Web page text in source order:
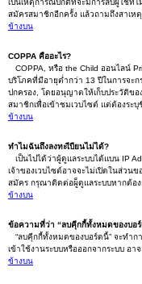
เป็นเหตุการณ์ปกติที่จะมีการลบผู้ใช้ที่
สมัครสมาชิกอีกครั้ง แล้วถามถึงสาเหตุ
ข้างบน
COPPA คืออะไร?
COPPA, หรือ the Child ออนไลน์
บริโภคที่มีอายุต่ำกว่า 13 ปีในการจะ
ปกครอง, โดยอนุญาตให้เก็บประวัติข
สมาชิกเพื่อเข้าชมเวบไซต์ แต่ต้องระ
ข้างบน
ทำไมฉันถึงลงทะเีบียนไม่ได้?
เป็นไปได้ว่าผู้ดูแลระบบได้แบน IP
เจ้าของเวบไซต์อาจจะไม่เปิดในส่วน
สมัคร กรุณาติดต่อผู็ดูแลระบบหากต้อ
ข้างบน
ข้อความที่ว่า “ลบคุีกกี้ทั้งหมดของบอร์
“ลบคุีกกี้ทั้งหมดของบอร์ดนี้” จะทำ
เข้าใช้งานระบบหรือออกจากระบบ อ
ข้างบน